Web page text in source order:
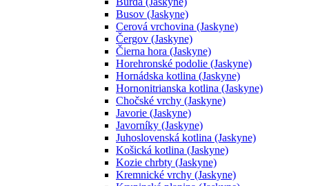
Busov (Jaskyne)
Cerová vrchovina (Jaskyne)
Čergov (Jaskyne)
Čierna hora (Jaskyne)
Horehronské podolie (Jaskyne)
Hornádska kotlina (Jaskyne)
Hornonitrianska kotlina (Jaskyne)
Chočské vrchy (Jaskyne)
Javorie (Jaskyne)
Javorníky (Jaskyne)
Juhoslovenská kotlina (Jaskyne)
Košická kotlina (Jaskyne)
Kozie chrbty (Jaskyne)
Kremnické vrchy (Jaskyne)